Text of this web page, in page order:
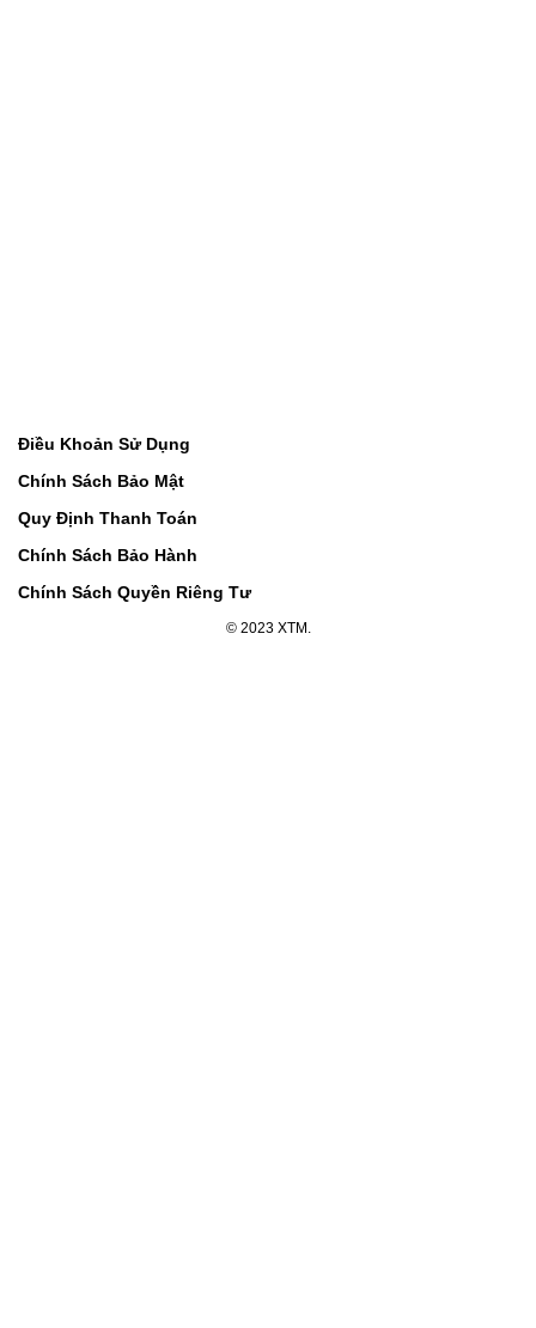
Điều Khoản Sử Dụng
Chính Sách Bảo Mật
Quy Định Thanh Toán
Chính Sách Bảo Hành
Chính Sách Quyền Riêng Tư
© 2023 XTM.